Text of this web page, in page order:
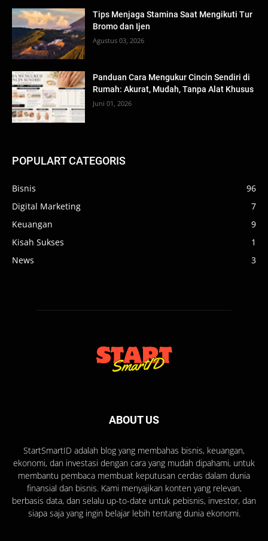
Tips Menjaga Stamina Saat Mengikuti Tur
Bromo dan Ijen
Agustus 03, 2026
Panduan Cara Mengukur Cincin Sendiri di
Rumah: Akurat, Mudah, Tanpa Alat Khusus
Juni 01, 2026
POPULART CATEGORIS
Bisnis
96
Digital Marketing
7
Keuangan
9
Kisah Sukses
1
News
3
ABOUT US
StartSmartID adalah blog yang membahas bisnis, keuangan,
ekonomi, dan investasi dengan cara yang mudah dipahami, untuk
membantu pembaca membuat keputusan cerdas dalam dunia
finansial dan bisnis. Kami menyajikan konten yang relevan,
berbasis data, dan selalu up-to-date untuk pebisnis, investor, dan
siapa saja yang ingin belajar lebih tentang dunia ekonomi.